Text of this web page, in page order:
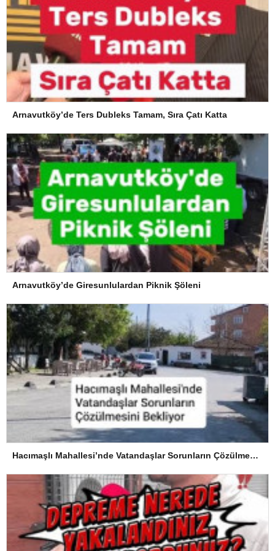
Arnavutköy’de Ters Dubleks Tamam, Sıra Çatı Katta
Arnavutköy’de Giresunlulardan Piknik Şöleni
Hacımaşlı Mahallesi’nde Vatandaşlar Sorunların Çözülmesini Bekliyor